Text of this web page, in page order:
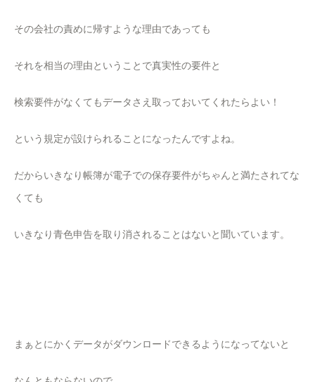
その会社の責めに帰すような理由であっても
それを相当の理由ということで真実性の要件と
検索要件がなくてもデータさえ取っておいてくれたらよい！
という規定が設けられることになったんですよね。
だからいきなり帳簿が電子での保存要件がちゃんと満たされてな
くても
いきなり青色申告を取り消されることはないと聞いています。
まぁとにかくデータがダウンロードできるようになってないと